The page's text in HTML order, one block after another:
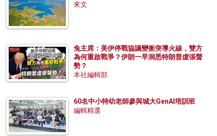
來文
兔主席：美伊停戰協議變衝突導火線，雙方
為何重啟戰爭？伊朗一早洞悉特朗普虛張聲
勢？
本社編輯部
60名中小特幼老師參與城大GenAI培訓班
編輯精選